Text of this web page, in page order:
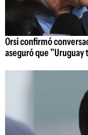
Orsi confirmó
aseguró que "Uruguay